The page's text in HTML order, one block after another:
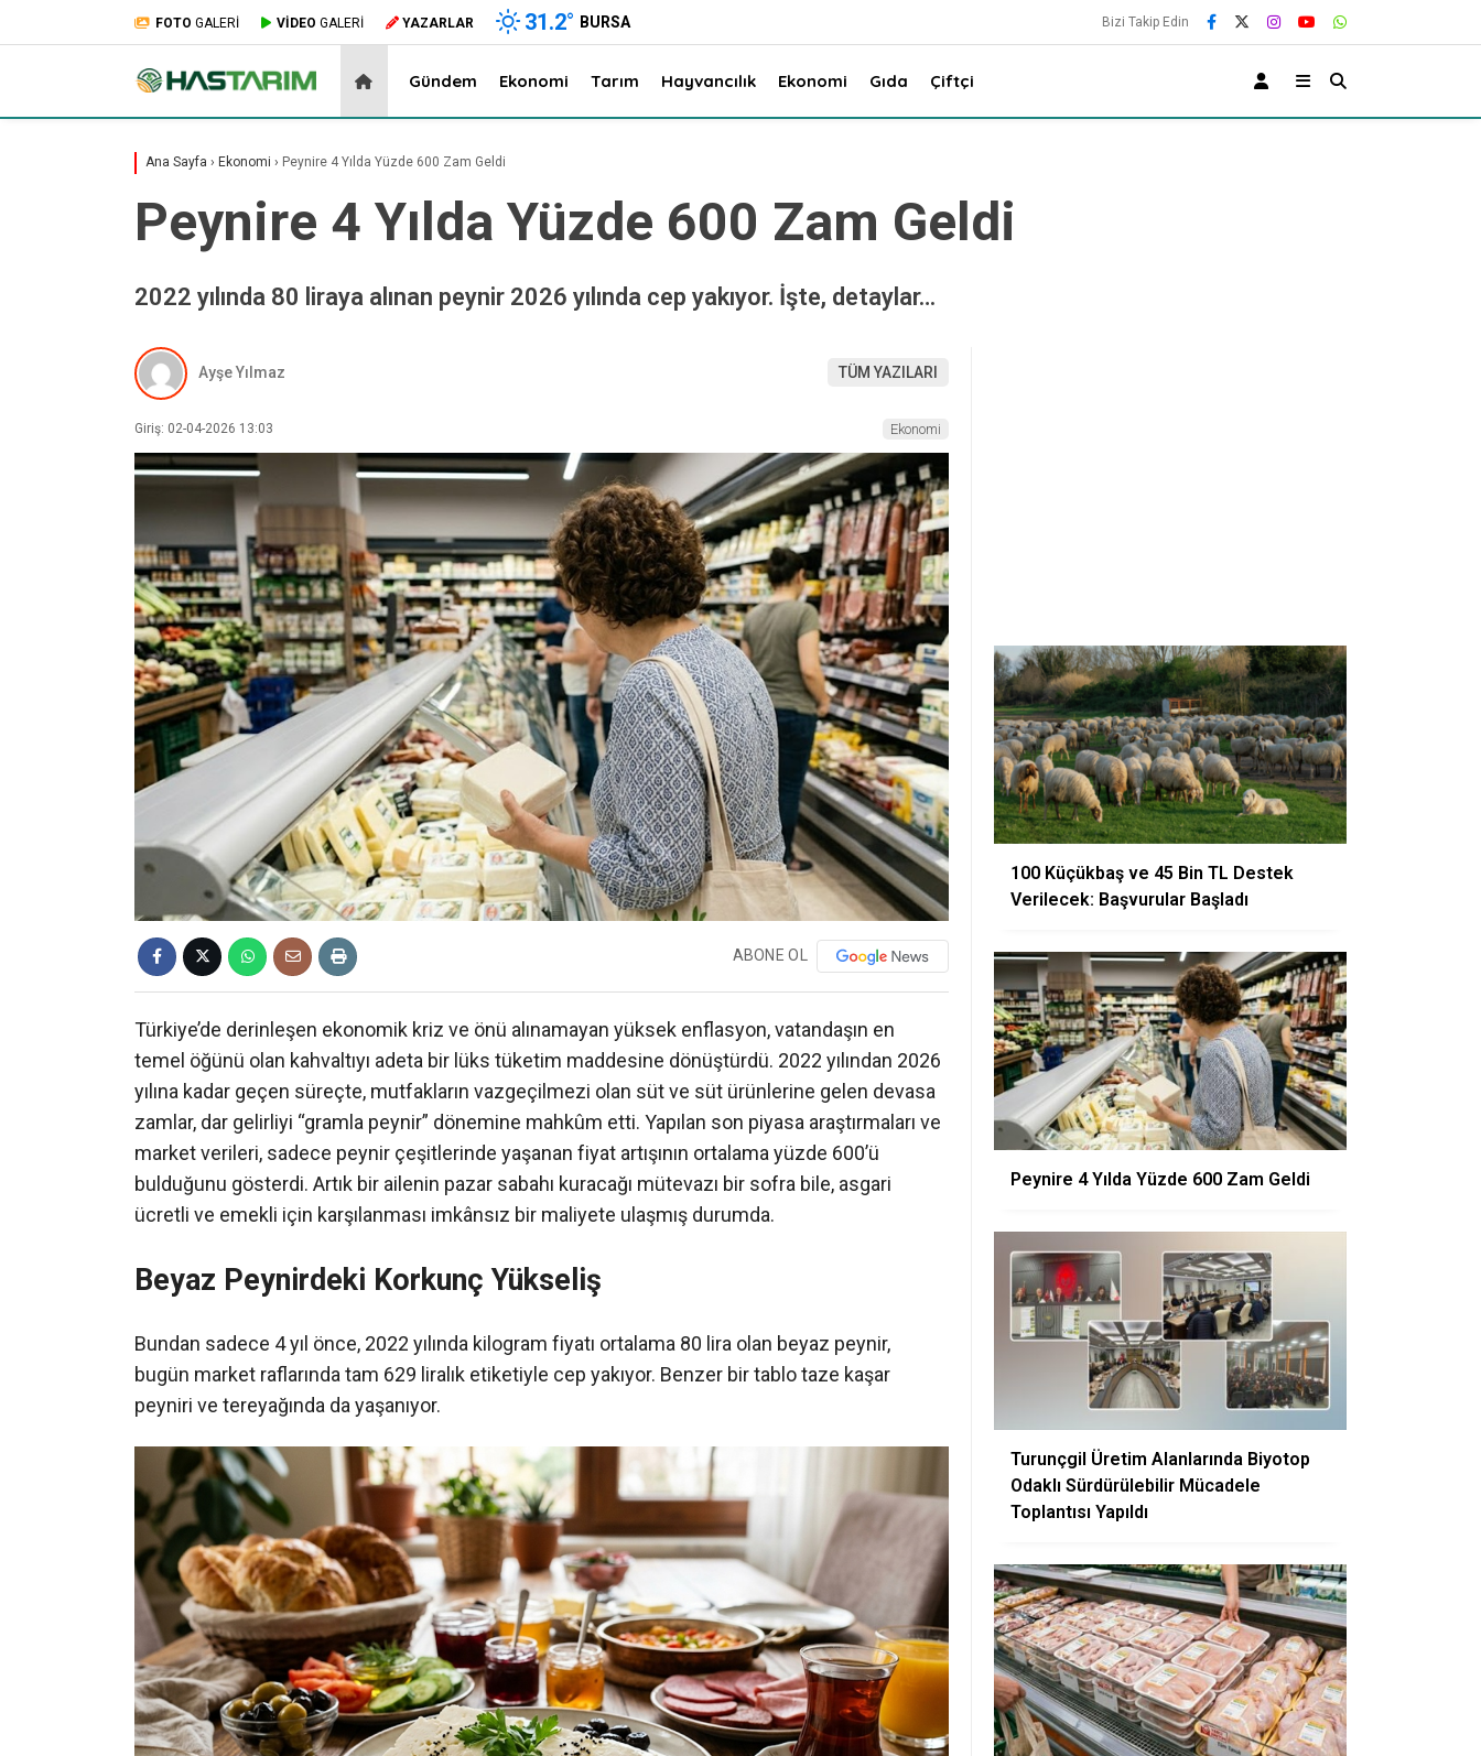
FOTO GALERİ VİDEO GALERİ YAZARLAR 31.2° BURSA Bizi Takip Edin
Gündem Ekonomi Tarım Hayvancılık Ekonomi Gıda Çiftçi
Ana Sayfa › Ekonomi › Peynire 4 Yılda Yüzde 600 Zam Geldi
Peynire 4 Yılda Yüzde 600 Zam Geldi
2022 yılında 80 liraya alınan peynir 2026 yılında cep yakıyor. İşte, detaylar…
Ayşe Yılmaz TÜM YAZILARI
Giriş: 02-04-2026 13:03 Ekonomi
ABONE OL
Türkiye’de derinleşen ekonomik kriz ve önü alınamayan yüksek enflasyon, vatandaşın en
temel öğünü olan kahvaltıyı adeta bir lüks tüketim maddesine dönüştürdü. 2022 yılından 2026
yılına kadar geçen süreçte, mutfakların vazgeçilmezi olan süt ve süt ürünlerine gelen devasa
zamlar, dar gelirliyi “gramla peynir” dönemine mahkûm etti. Yapılan son piyasa araştırmaları ve
market verileri, sadece peynir çeşitlerinde yaşanan fiyat artışının ortalama yüzde 600’ü
bulduğunu gösterdi. Artık bir ailenin pazar sabahı kuracağı mütevazı bir sofra bile, asgari
ücretli ve emekli için karşılanması imkânsız bir maliyete ulaşmış durumda.
Beyaz Peynirdeki Korkunç Yükseliş
Bundan sadece 4 yıl önce, 2022 yılında kilogram fiyatı ortalama 80 lira olan beyaz peynir,
bugün market raflarında tam 629 liralık etiketiyle cep yakıyor. Benzer bir tablo taze kaşar
peyniri ve tereyağında da yaşanıyor.
100 Küçükbaş ve 45 Bin TL Destek
Verilecek: Başvurular Başladı
Peynire 4 Yılda Yüzde 600 Zam Geldi
Turunçgil Üretim Alanlarında Biyotop
Odaklı Sürdürülebilir Mücadele
Toplantısı Yapıldı